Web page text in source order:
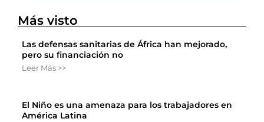
Más visto
Las defensas sanitarias de África han mejorado,
pero su financiación no
Leer Más >>
El Niño es una amenaza para los trabajadores en
América Latina